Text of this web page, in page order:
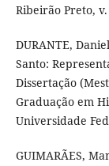
Ribeirão Preto,
DURANTE,
Santo:
Dissertação
Graduação em
Universidade
GUIMARÃES,